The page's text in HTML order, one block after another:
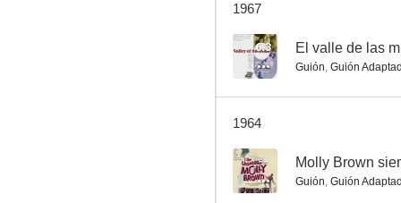
1967
6.3 El valle de las
Guión, Guión
1964
-- Molly Brown
Guión, Guión